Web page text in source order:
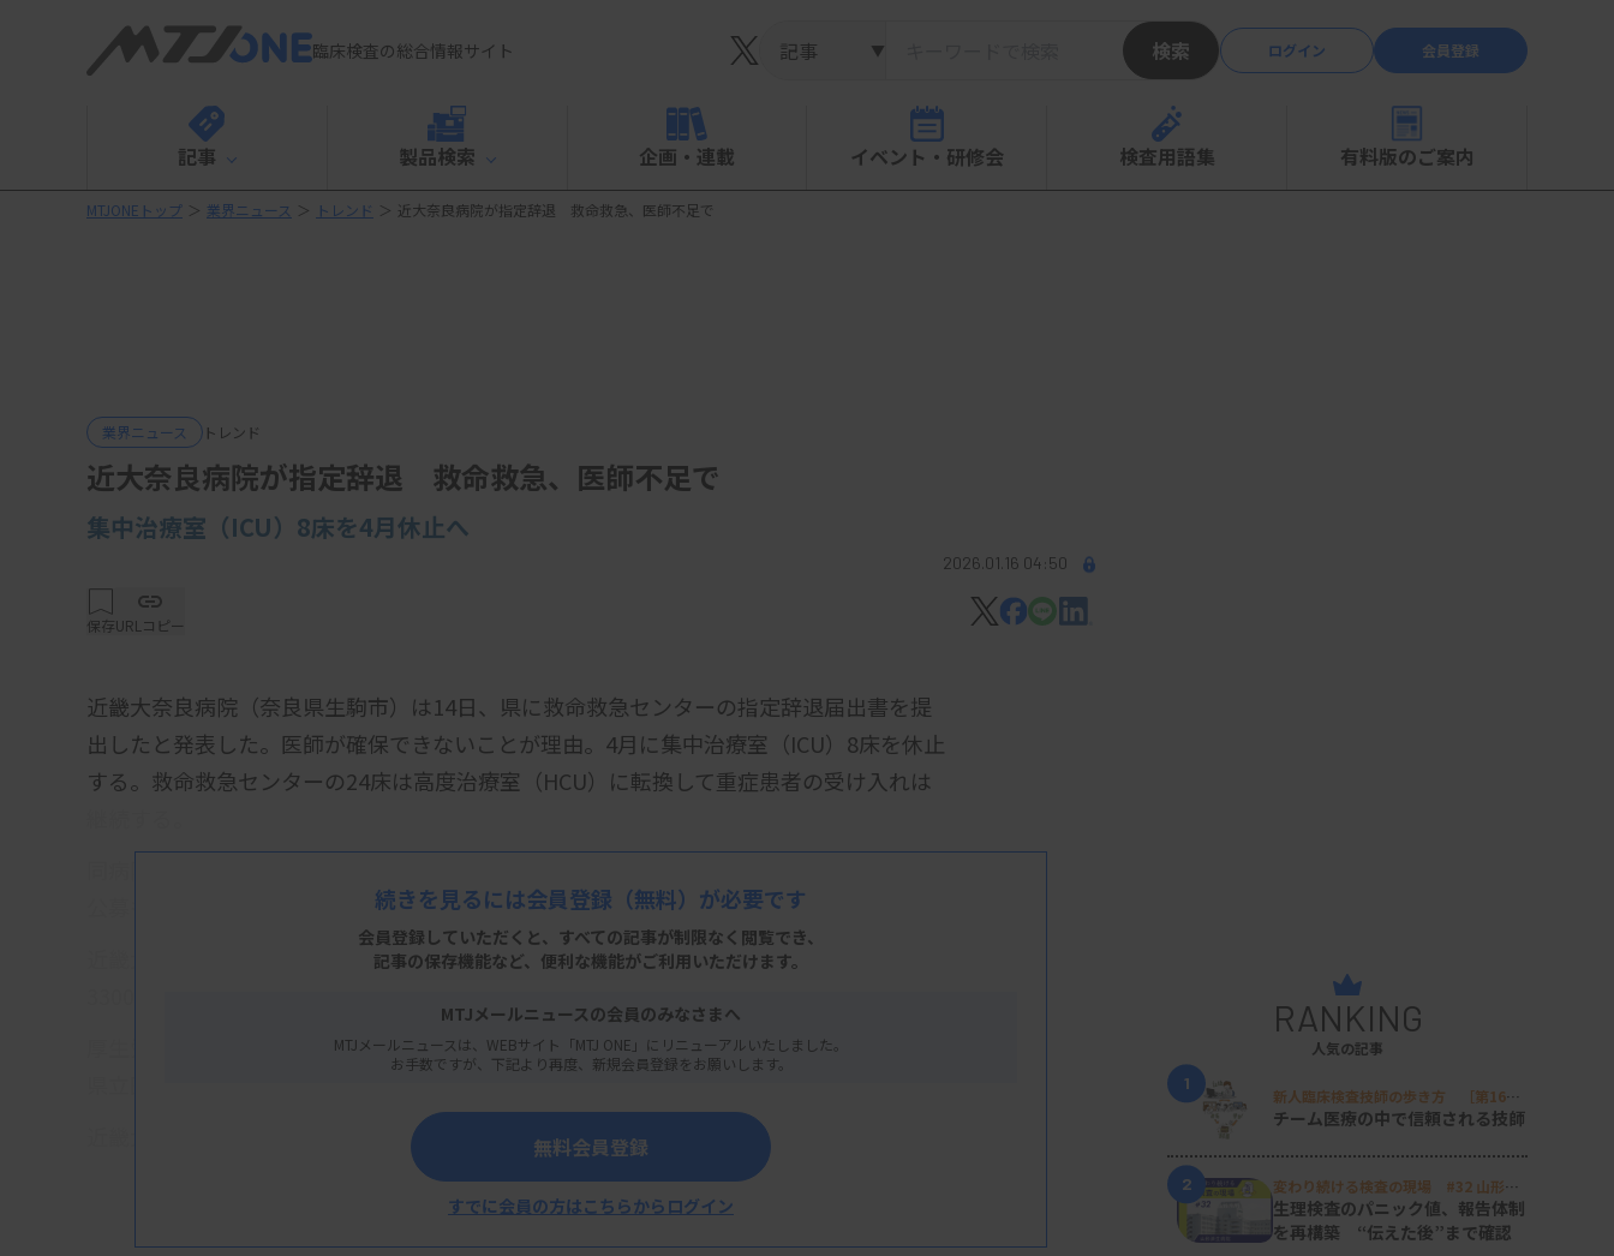
臨床検査の総合情報サイト ▼ 検索 ログイン 会員登録
記事 製品検索 企画・連載 イベント・研修会 検査用語集 有料版のご案内
MTJONEトップ ＞ 業界ニュース ＞ トレンド ＞ 近大奈良病院が指定辞退 救命救急、医師不足で
業界ニュース トレンド
近大奈良病院が指定辞退 救命救急、医師不足で
集中治療室（ICU）8床を4月休止へ
2026.01.16 04:50
保存URLコピー
近畿大奈良病院（奈良県生駒市）は14日、県に救命救急センターの指定辞退届出書を提
出したと発表した。医師が確保できないことが理由。4月に集中治療室（ICU）8床を休止
する。救命救急センターの24床は高度治療室（HCU）に転換して重症患者の受け入れは
公募も行ったが、人員確保できなかったという。
近畿大奈良病院は、2003年に県から救命救急センターの指定を受け、昨年12月までに約
厚生労働省のホームページによると、昨年4月時点で県内の救命救急センターは、ほかに
近畿大奈良病院は、1999年開院で518床。
続きを見るには会員登録 （無料）が必要です
会員登録していただくと、すべての記事が制限なく閲覧でき、
記事の保存機能など、便利な機能がご利用いただけます。
MTJメールニュースの会員のみなさまへ
MTJメールニュースは、WEBサイト「MTJ ONE」にリニューアルいたしました。
お手数ですが、下記より再度、新規会員登録をお願いします。
無料会員登録
すでに会員の方はこちらからログイン
RANKING
人気の記事
1
新人臨床検査技師の歩き方 ［第16
回］
チーム医療の中で信頼される技師
2
変わり続ける検査の現場 #32 山形済
生病院
生理検査のパニック値、報告体制
を再構築 “伝えた後”まで確認